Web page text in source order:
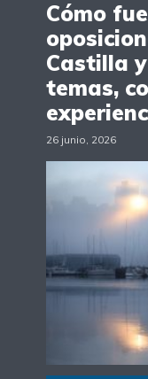
Cómo
Castilla
temas,
26 junio, 2026